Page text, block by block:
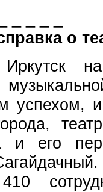
о
на
успехом,
и его